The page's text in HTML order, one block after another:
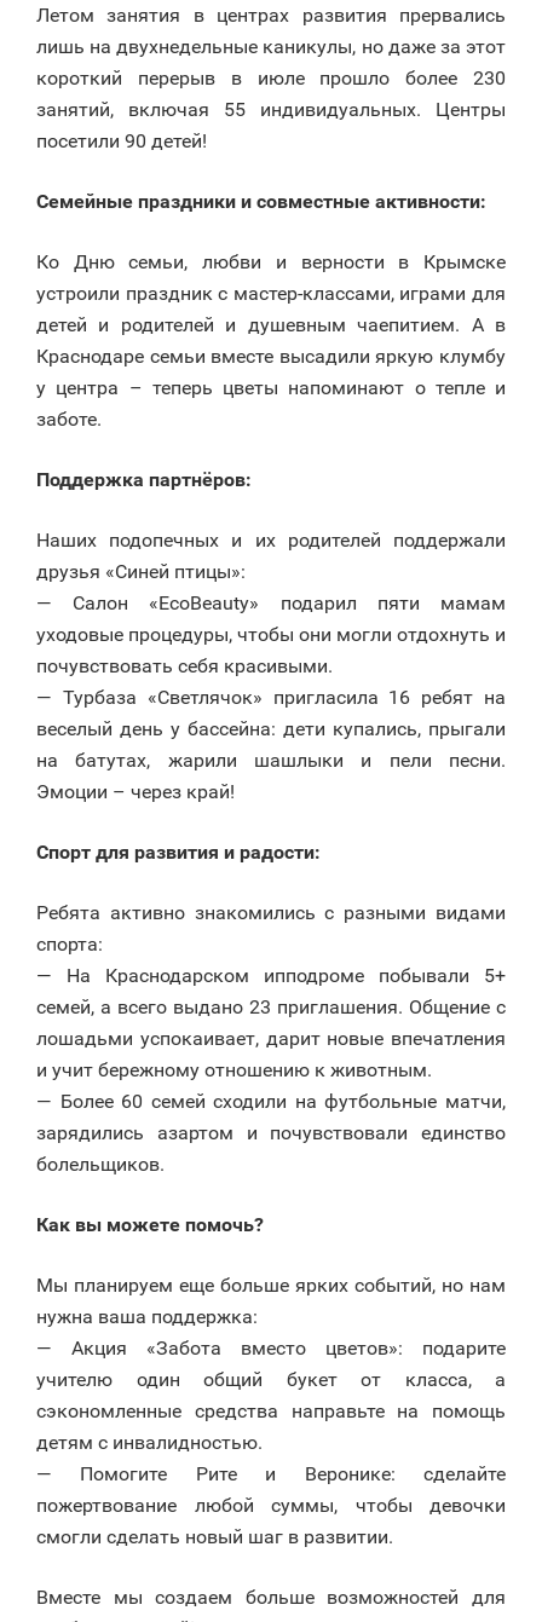
Летом занятия в центрах развития прервались
лишь на двухнедельные каникулы, но даже за этот
короткий перерыв в июле прошло более 230
занятий, включая 55 индивидуальных. Центры
посетили 90 детей!
Семейные праздники и совместные активности:
Ко Дню семьи, любви и верности в Крымске
устроили праздник с мастер-классами, играми для
детей и родителей и душевным чаепитием. А в
Краснодаре семьи вместе высадили яркую клумбу
у центра – теперь цветы напоминают о тепле и
заботе.
Поддержка партнёров:
Наших подопечных и их родителей поддержали
друзья «Синей птицы»:
— Салон «EcoBeauty» подарил пяти мамам
уходовые процедуры, чтобы они могли отдохнуть и
почувствовать себя красивыми.
— Турбаза «Светлячок» пригласила 16 ребят на
веселый день у бассейна: дети купались, прыгали
на батутах, жарили шашлыки и пели песни.
Эмоции – через край!
Спорт для развития и радости:
Ребята активно знакомились с разными видами
спорта:
— На Краснодарском ипподроме побывали 5+
семей, а всего выдано 23 приглашения. Общение с
лошадьми успокаивает, дарит новые впечатления
и учит бережному отношению к животным.
— Более 60 семей сходили на футбольные матчи,
зарядились азартом и почувствовали единство
болельщиков.
Как вы можете помочь?
Мы планируем еще больше ярких событий, но нам
нужна ваша поддержка:
— Акция «Забота вместо цветов»: подарите
учителю один общий букет от класса, а
сэкономленные средства направьте на помощь
детям с инвалидностью.
— Помогите Рите и Веронике: сделайте
пожертвование любой суммы, чтобы девочки
смогли сделать новый шаг в развитии.
Вместе мы создаем больше возможностей для